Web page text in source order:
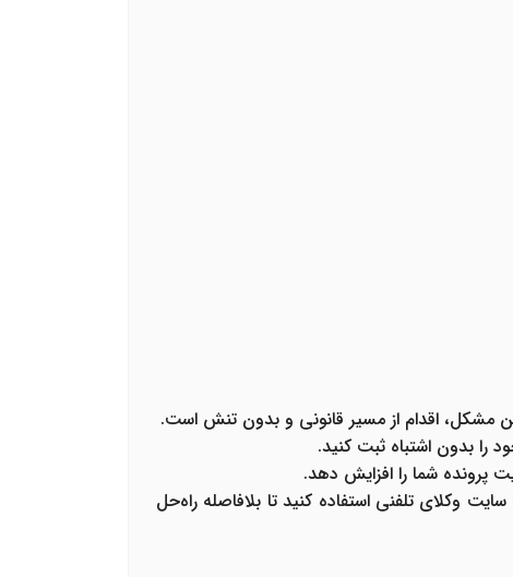
مشکل، اقدام از مسیر قانونی و بدون تنش است.
را بدون اشتباه ثبت کنید.
پرونده شما را افزایش دهد.
سایت وکلای تلفنی استفاده کنید تا بلافاصله راه‌حل